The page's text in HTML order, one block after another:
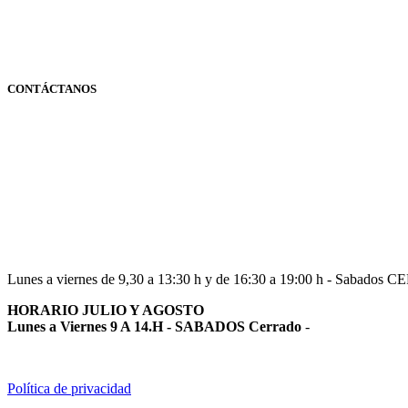
CONTÁCTANOS
Lunes a viernes de 9,30 a 13:30 h y de 16:30 a 19:00 h - Sabados
HORARIO JULIO Y AGOSTO
Lunes a Viernes 9 A 14.H - SABADOS Cerrado -
Política de privacidad